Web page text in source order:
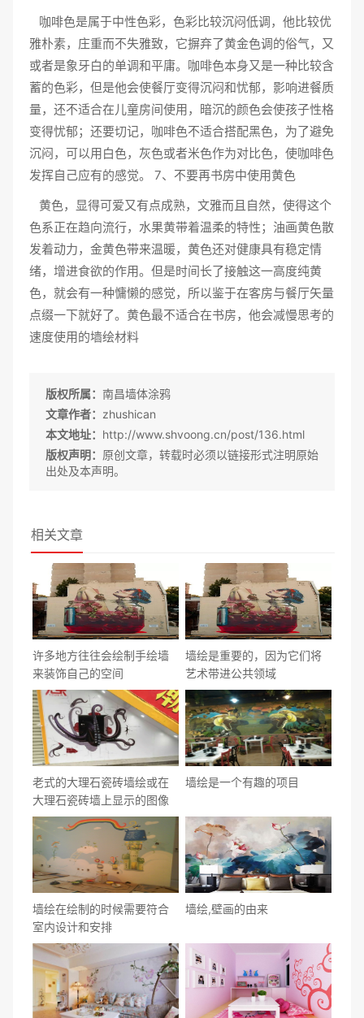
咖啡色是属于中性色彩，色彩比较沉闷低调，他比较优
雅朴素，庄重而不失雅致，它摒弃了黄金色调的俗气，又
或者是象牙白的单调和平庸。咖啡色本身又是一种比较含
蓄的色彩，但是他会使餐厅变得沉闷和忧郁，影响进餐质
量，还不适合在儿童房间使用，暗沉的颜色会使孩子性格
变得忧郁；还要切记，咖啡色不适合搭配黑色，为了避免
沉闷，可以用白色，灰色或者米色作为对比色，使咖啡色
发挥自己应有的感觉。 7、不要再书房中使用黄色
黄色，显得可爱又有点成熟，文雅而且自然，使得这个
色系正在趋向流行，水果黄带着温柔的特性；油画黄色散
发着动力，金黄色带来温暖，黄色还对健康具有稳定情
绪，增进食欲的作用。但是时间长了接触这一高度纯黄
色，就会有一种慵懒的感觉，所以鉴于在客房与餐厅矢量
点缀一下就好了。黄色最不适合在书房，他会减慢思考的
速度使用的墙绘材料
版权所属： 南昌墙体涂鸦
文章作者： zhushican
本文地址： http://www.shvoong.cn/post/136.html
版权声明： 原创文章，转载时必须以链接形式注明原始
出处及本声明。
相关文章
许多地方往往会绘制手绘墙
来装饰自己的空间
墙绘是重要的，因为它们将
艺术带进公共领域
老式的大理石瓷砖墙绘或在
大理石瓷砖墙上显示的图像
墙绘是一个有趣的项目
墙绘在绘制的时候需要符合
室内设计和安排
墙绘,壁画的由来